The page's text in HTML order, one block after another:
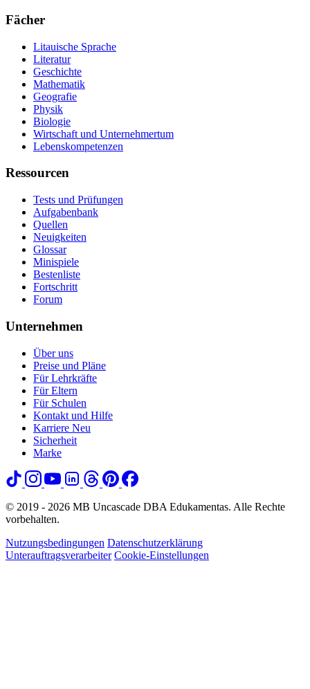
Fächer
Litauische Sprache
Literatur
Geschichte
Mathematik
Geografie
Physik
Biologie
Wirtschaft und Unternehmertum
Lebenskompetenzen
Ressourcen
Tests und Prüfungen
Aufgabenbank
Quellen
Neuigkeiten
Glossar
Minispiele
Bestenliste
Fortschritt
Forum
Unternehmen
Über uns
Preise und Pläne
Für Lehrkräfte
Für Eltern
Für Schulen
Kontakt und Hilfe
Karriere Neu
Sicherheit
Marke
© 2019 - 2026 MB Uncascade DBA Edukamentas. Alle Rechte
vorbehalten.
Nutzungsbedingungen Datenschutzerklärung
Unterauftragsverarbeiter Cookie-Einstellungen